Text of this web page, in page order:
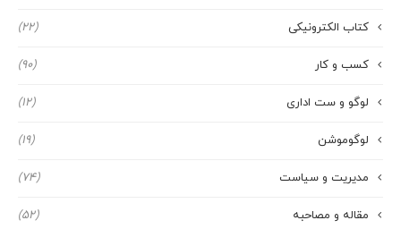
کتاب الکترونیکی (22)
کسب و کار (90)
لوگو و ست اداری (12)
لوگوموشن (19)
مدیریت و سیاست (74)
مقاله و مصاحبه (52)